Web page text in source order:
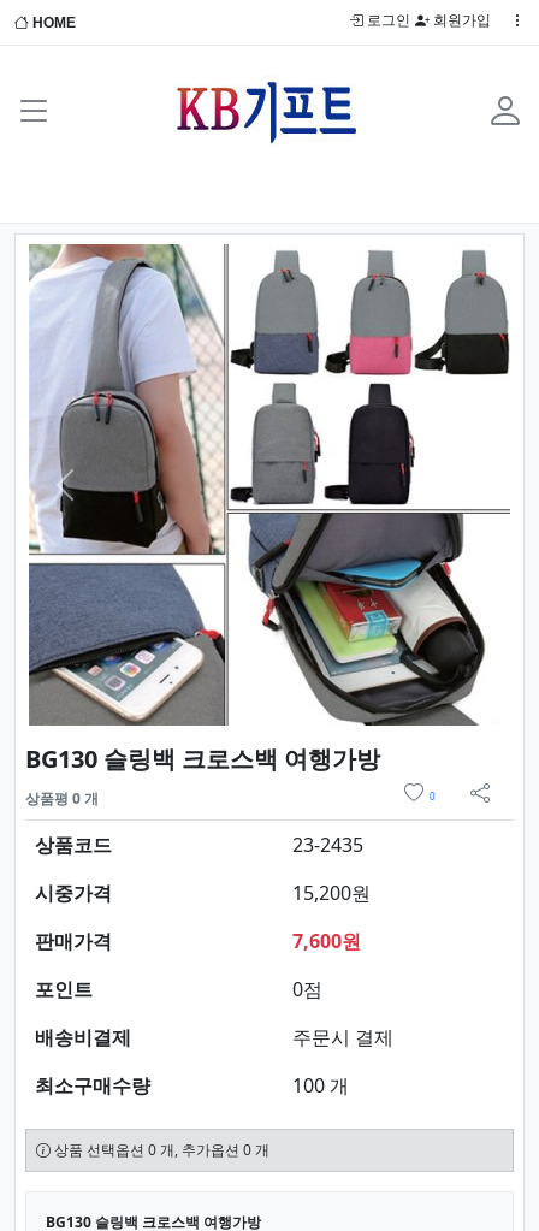
HOME 로그인 회원가입
Previous
BG130 슬링백 크로스백 여행가방요약정보 및
상품평 0 개 0
sns 공
상품코드
23-2435
시중가격
15,200원
판매가격
7,600원
포인트
0점
배송비결제
주문시 결제
최소구매수량
100 개
상품 선택옵션 0 개, 추가옵션 0 개
선택된 옵션
BG130 슬링백 크로스백 여행가방